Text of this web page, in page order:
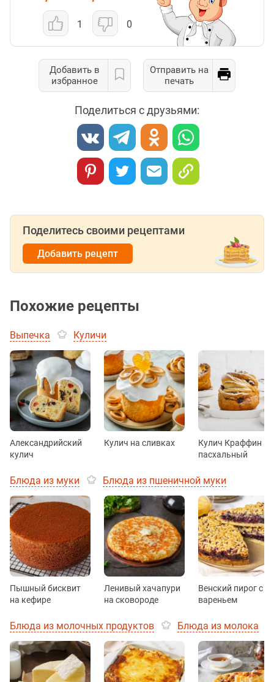
1 0
Добавить в
избранное
Отправить на
печать
Поделиться с друзьями:
Поделитесь своими рецептами
Добавить рецепт
Похожие рецепты
Выпечка Куличи
Александрийский
кулич
Кулич на сливках
Кулич Краффин
пасхальный
Блюда из муки Блюда из пшеничной муки
Пышный бисквит
на кефире
Ленивый хачапури
на сковороде
Венский пирог с
вареньем
Блюда из молочных продуктов Блюда из молока